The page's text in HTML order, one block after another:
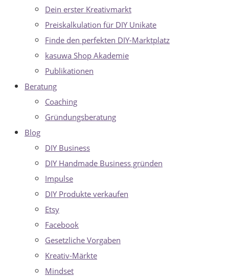
Dein erster Kreativmarkt
Preiskalkulation für DIY Unikate
Finde den perfekten DIY-Marktplatz
kasuwa Shop Akademie
Publikationen
Beratung
Coaching
Gründungsberatung
Blog
DIY Business
DIY Handmade Business gründen
Impulse
DIY Produkte verkaufen
Etsy
Facebook
Gesetzliche Vorgaben
Kreativ-Märkte
Mindset